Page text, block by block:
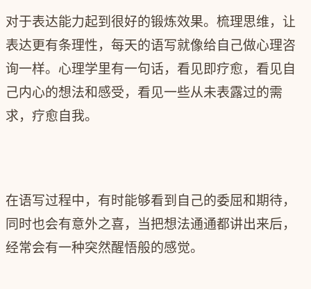
对于表达能力起到很好的锻炼效果。 梳理思维，让
表达更有条理性，每天的语写就像给自己做心理咨
询一样。心理学里有一句话，看见即疗愈，看见自
己内心的想法和感受，看见一些从未表露过的需
求，疗愈自我。
在语写过程中，有时能够看到自己的委屈和期待，
同时也会有意外之喜，当把想法通通都讲出来后，
经常会有一种突然醒悟般的感觉。